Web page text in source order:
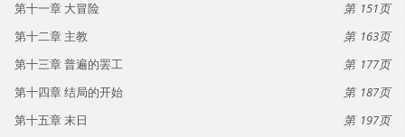
第十一章 大冒险
151
第十二章 主教
163
第十三章 普遍的罢工
177
第十四章 结局的开始
187
第十五章 末日
197